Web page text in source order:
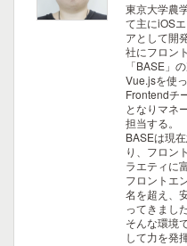
東京大学農
て主にiOS
アとして開
社にフロン
「BASE」
Vue.jsを使
Frontendチ
となりマネ
担当する。
BASEは現
り、フロン
ラエティに
フロントエ
名を超え、
ってきました
そんな環境
して力を発